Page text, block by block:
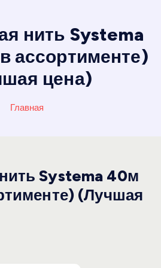
нить Systema
ассортименте)
цена)
Главная
Systema 40м
(Лучшая